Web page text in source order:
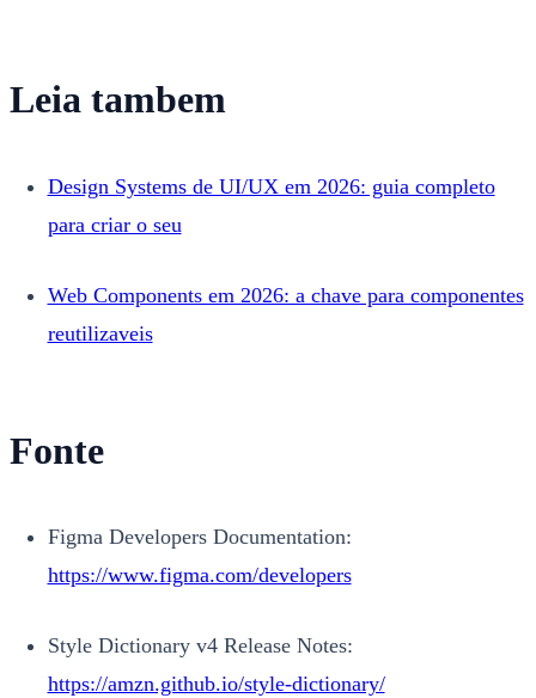
Leia tambem
Design Systems de UI/UX em 2026: guia completo
para criar o seu
Web Components em 2026: a chave para componentes
reutilizaveis
Fonte
Figma Developers Documentation:
https://www.figma.com/developers
Style Dictionary v4 Release Notes:
https://amzn.github.io/style-dictionary/